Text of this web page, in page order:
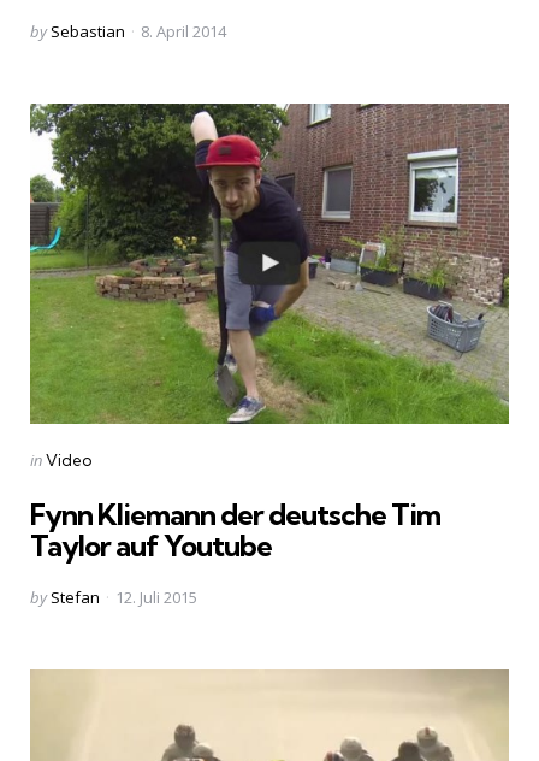
Posted
by Sebastian 8. April 2014
Categories
Posted
inVideo
Fynn Kliemann der deutsche Tim
Taylor auf Youtube
Posted
by Stefan 12. Juli 2015